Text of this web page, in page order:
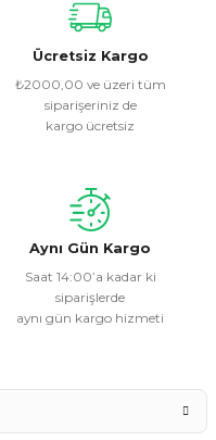
öneri formunu
Ücretsiz Kargo
₺2000,00 ve üzeri tüm
siparişeriniz de
kargo ücretsiz
Aynı Gün Kargo
Saat 14:00’a kadar ki
siparişlerde
aynı gün kargo hizmeti